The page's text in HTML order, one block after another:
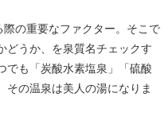
際の重要なファクター。そこで
どうか、を泉質名チェックす
でも「炭酸水素塩泉」「硫酸
その温泉は美人の湯になりま